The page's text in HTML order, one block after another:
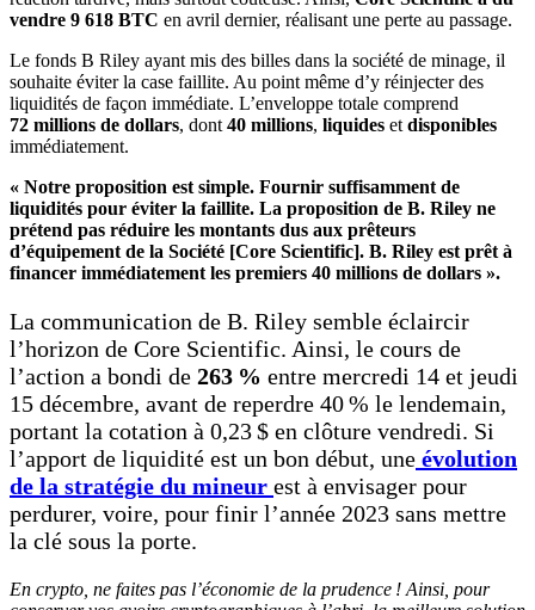
vendre 9 618 BTC en avril dernier, réalisant une perte au passage.
Le fonds B Riley ayant mis des billes dans la société de minage, il
souhaite éviter la case faillite. Au point même d’y réinjecter des
liquidités de façon immédiate. L’enveloppe totale comprend
72 millions de dollars, dont 40 millions, liquides et disponibles
immédiatement.
« Notre proposition est simple. Fournir suffisamment de
liquidités pour éviter la faillite. La proposition de B. Riley ne
prétend pas réduire les montants dus aux prêteurs
d’équipement de la Société [Core Scientific]. B. Riley est prêt à
financer immédiatement les premiers 40 millions de dollars ».
La communication de B. Riley semble éclaircir
l’horizon de Core Scientific. Ainsi, le cours de
l’action a bondi de 263 % entre mercredi 14 et jeudi
15 décembre, avant de reperdre 40 % le lendemain,
portant la cotation à 0,23 $ en clôture vendredi. Si
l’apport de liquidité est un bon début, une évolution
de la stratégie du mineur est à envisager pour
perdurer, voire, pour finir l’année 2023 sans mettre
la clé sous la porte.
En crypto, ne faites pas l’économie de la prudence ! Ainsi, pour